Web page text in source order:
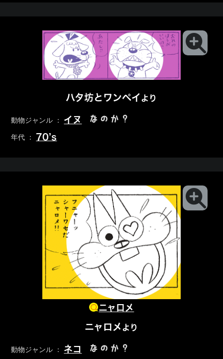
ハタ坊とワンペイより
動物ジャンル ： イヌ なのか？
年代 ： 70’s
ニャロメ
ニャロメ より
動物ジャンル ： ネコ なのか？